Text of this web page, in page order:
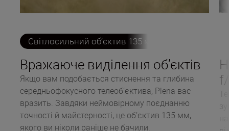
Вражаюче виділення об’єктів
Якщо вам подобається стиснення та глибина
середньофокусного телеоб’єктива, Plena вас
вразить. Завдяки неймовірному поєднанню
точності й майстерності, це об’єктив 135 мм,
якого ви ніколи раніше не бачили.
Світлосильний об’єктив 135 мм